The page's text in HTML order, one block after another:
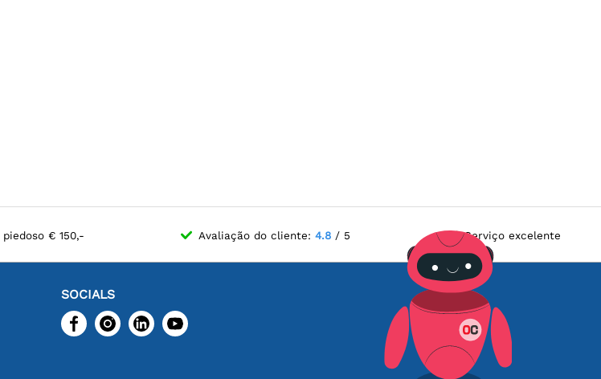
piedoso € 150,- Avaliação do cliente: 4.8 / 5 Serviço excelente
SOCIALS